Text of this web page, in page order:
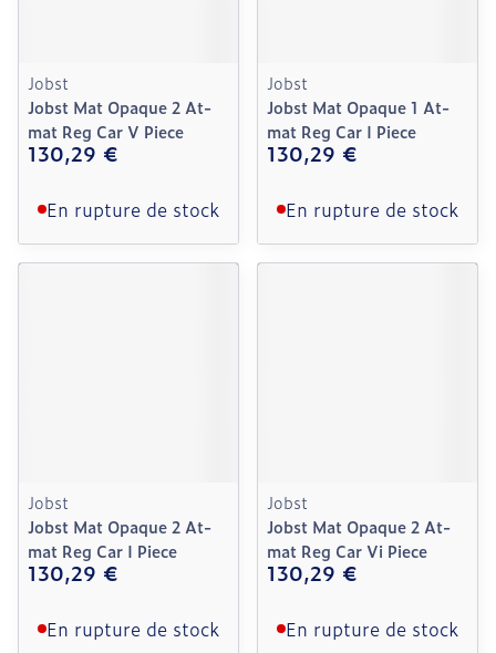
Jobst
Jobst Mat Opaque 2 At-
mat Reg Car V Piece
130,29 €
En rupture de stock
Jobst
Jobst Mat Opaque 1 At-
mat Reg Car I Piece
130,29 €
En rupture de stock
Jobst
Jobst Mat Opaque 2 At-
mat Reg Car I Piece
130,29 €
En rupture de stock
Jobst
Jobst Mat Opaque 2 At-
mat Reg Car Vi Piece
130,29 €
En rupture de stock